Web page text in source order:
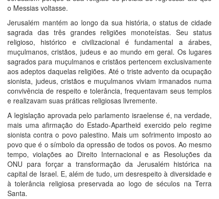
o Messias voltasse.
Jerusalém mantém ao longo da sua história, o status de cidade
sagrada das três grandes religiões monoteístas. Seu status
religioso, histórico e civilizacional é fundamental a árabes,
muçulmanos, cristãos, judeus e ao mundo em geral. Os lugares
sagrados para muçulmanos e cristãos pertencem exclusivamente
aos adeptos daquelas religiões. Até o triste advento da ocupação
sionista, judeus, cristãos e muçulmanos viviam irmanados numa
convivência de respeito e tolerância, frequentavam seus templos
e realizavam suas práticas religiosas livremente.
A legislação aprovada pelo parlamento israelense é, na verdade,
mais uma afirmação do Estado-Apartheid exercido pelo regime
sionista contra o povo palestino. Mais um sofrimento imposto ao
povo que é o símbolo da opressão de todos os povos. Ao mesmo
tempo, violações ao Direito Internacional e as Resoluções da
ONU para forçar a transformação da Jerusalém histórica na
capital de Israel. E, além de tudo, um desrespeito à diversidade e
à tolerância religiosa preservada ao logo de séculos na Terra
Santa.